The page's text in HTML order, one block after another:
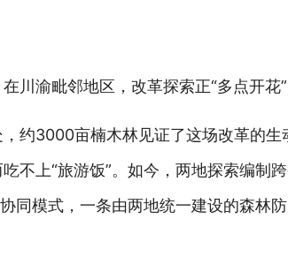
川渝毗邻地区，改革探索正“多点开花”
约3000亩楠木林见证了这场改革的生
不上“旅游饭”。如今，两地探索编制
同模式，一条由两地统一建设的森林